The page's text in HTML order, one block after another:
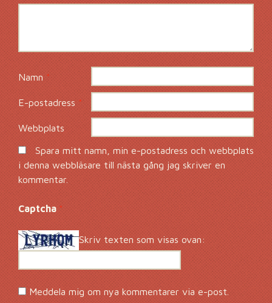
Namn*
E-postadress*
Webbplats
Spara mitt namn, min e-postadress och webbplats
i denna webbläsare till nästa gång jag skriver en
kommentar.
Captcha *
Skriv texten som visas ovan:
Meddela mig om nya kommentarer via e-post.